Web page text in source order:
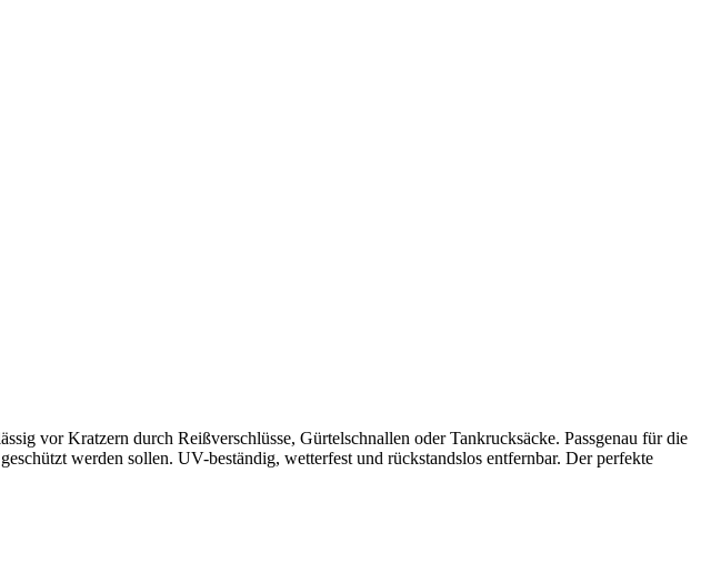
vor Kratzern durch Reißverschlüsse, Gürtelschnallen oder Tankrucksäcke. Passgenau für die
werden sollen. UV-beständig, wetterfest und rückstandslos entfernbar. Der perfekte